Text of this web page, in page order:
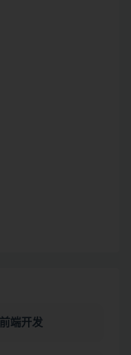
前端开发